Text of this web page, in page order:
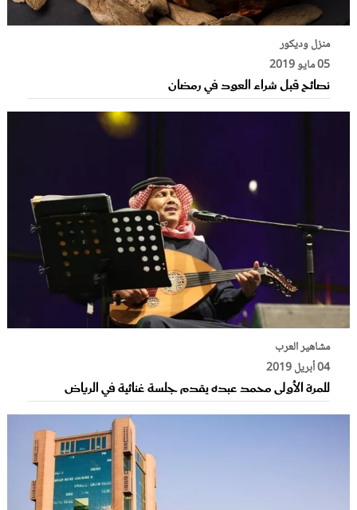
منزل وديكور
05 مايو 2019
نصائح قبل شراء العود في رمضان
مشاهير العرب
04 أبريل 2019
للمرة الأولى محمد عبده يقدم جلسة غنائية في الرياض